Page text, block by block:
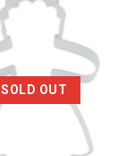
SOLD OUT